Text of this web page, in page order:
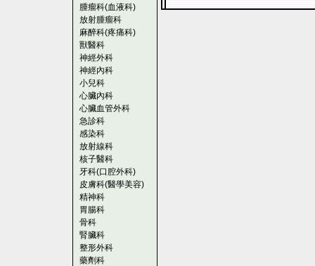
腫瘤科(血液科)
放射腫瘤科
麻醉科(疼痛科)
獸醫科
神經外科
神經內科
小兒科
心臟內科
心臟血管外科
急診科
感染科
放射線科
核子醫科
牙科(口腔外科)
皮膚科(醫學美容)
精神科
胃腸科
骨科
腎臟科
整形外科
藥劑科